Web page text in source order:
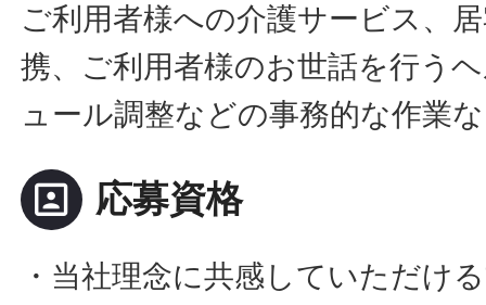
ご利用者様への介護サービス、
携、ご利用者様のお世話を行う
ュール調整などの事務的な作業
portrait 応募資格
・当社理念に共感していただけ